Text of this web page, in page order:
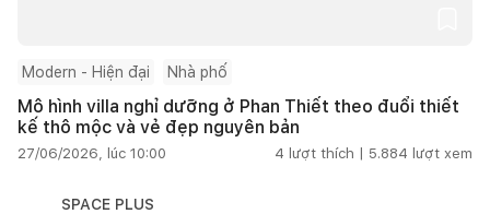
Modern - Hiện đại Nhà phố
Mô hình villa nghỉ dưỡng ở Phan Thiết theo đuổi thiết
kế thô mộc và vẻ đẹp nguyên bản
27/06/2026, lúc 10:00 4 lượt thích | 5.884 lượt xem
SPACE PLUS